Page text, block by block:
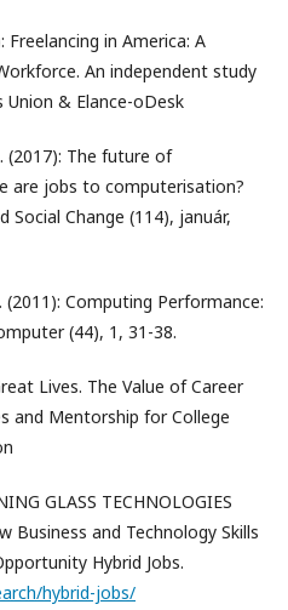
Freelancing in America: A
An independent study
& Elance-oDesk
(2017): The future of
are jobs to computerisation?
Social Change (114), január,
(2011): Computing Performance:
(44), 1, 31-38.
Lives. The Value of Career
and Mentorship for College
GLASS TECHNOLOGIES
Business and Technology Skills
Hybrid Jobs.
hybrid-jobs/